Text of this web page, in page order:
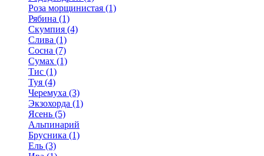
Роза морщинистая (1)
Рябина (1)
Скумпия (4)
Слива (1)
Сосна (7)
Сумах (1)
Тис (1)
Туя (4)
Черемуха (3)
Экзохорда (1)
Ясень (5)
Альпинарий
Брусника (1)
Ель (3)